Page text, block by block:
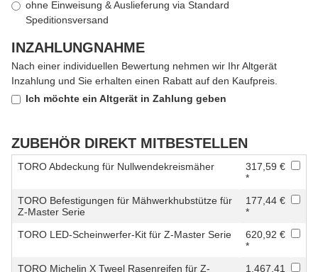
ohne Einweisung & Auslieferung via Standard
Speditionsversand
INZAHLUNGNAHME
Nach einer individuellen Bewertung nehmen wir Ihr Altgerät
Inzahlung und Sie erhalten einen Rabatt auf den Kaufpreis.
Ich möchte ein Altgerät in Zahlung geben
ZUBEHÖR DIREKT MITBESTELLEN
TORO Abdeckung für Nullwendekreismäher
317,59 €
*
TORO Befestigungen für Mähwerkhubstütze für
Z-Master Serie
177,44 €
*
TORO LED-Scheinwerfer-Kit für Z-Master Serie
620,92 €
*
TORO Michelin X Tweel Rasenreifen für Z-
1.467,41